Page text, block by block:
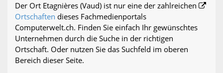
Der Ort Etagnières (Vaud) ist nur eine der zahlreichen
Ortschaften dieses Fachmedienportals
Computerwelt.ch. Finden Sie einfach Ihr gewünschtes
Unternehmen durch die Suche in der richtigen
Ortschaft. Oder nutzen Sie das Suchfeld im oberen
Bereich dieser Seite.